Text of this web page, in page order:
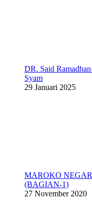
DR. Said
Syam
29 Januari 2025
MAROKO
(BAGIAN-1)
27 November 2020